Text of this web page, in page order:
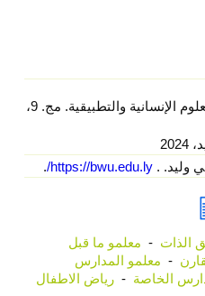
مجلة جامعة بني وليد للعلوم الإنسانية والتطبيقية. مج. 9،
وليد. .https://bwu.edu.ly/
.
الذات - معلمو ما قبل
- معلمو المدارس
الخاصة -رياض الاطفال